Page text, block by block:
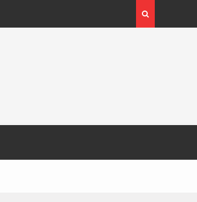
Expoziția Brâncuși de la Timișoara a atras peste
130.000 de vizitatori